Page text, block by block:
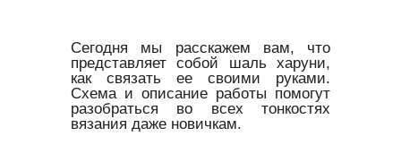
Сегодня мы расскажем вам, что
представляет собой шаль харуни,
как связать ее своими руками.
Схема и описание работы помогут
разобраться во всех тонкостях
вязания даже новичкам.